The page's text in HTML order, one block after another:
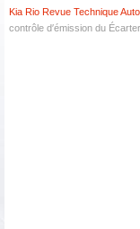
Kia Rio Revue Technique
contrôle d′émission du Écarter